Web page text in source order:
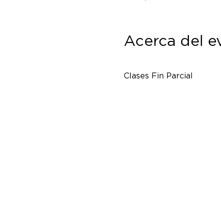
Acerca del
Clases Fin Parcial